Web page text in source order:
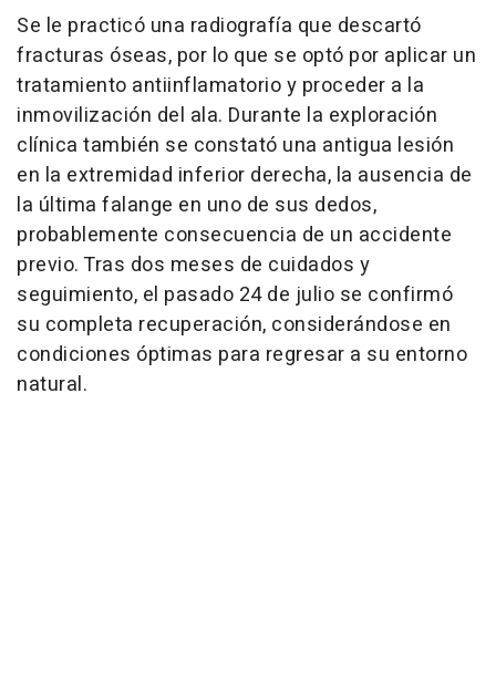
Se le practicó una radiografía que descartó
fracturas óseas, por lo que se optó por aplicar un
tratamiento antiinflamatorio y proceder a la
inmovilización del ala. Durante la exploración
clínica también se constató una antigua lesión
en la extremidad inferior derecha, la ausencia de
la última falange en uno de sus dedos,
probablemente consecuencia de un accidente
previo. Tras dos meses de cuidados y
seguimiento, el pasado 24 de julio se confirmó
su completa recuperación, considerándose en
condiciones óptimas para regresar a su entorno
natural.